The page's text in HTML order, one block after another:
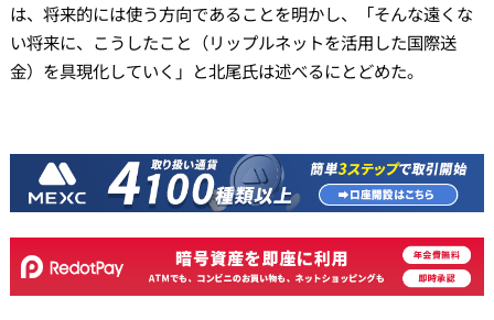
は、将来的には使う方向であることを明かし、
「そんな遠くな
い将来に、こうしたこと（リップルネットを活用した国際送
金）を具現化していく」と北尾氏は述べるにとどめた。